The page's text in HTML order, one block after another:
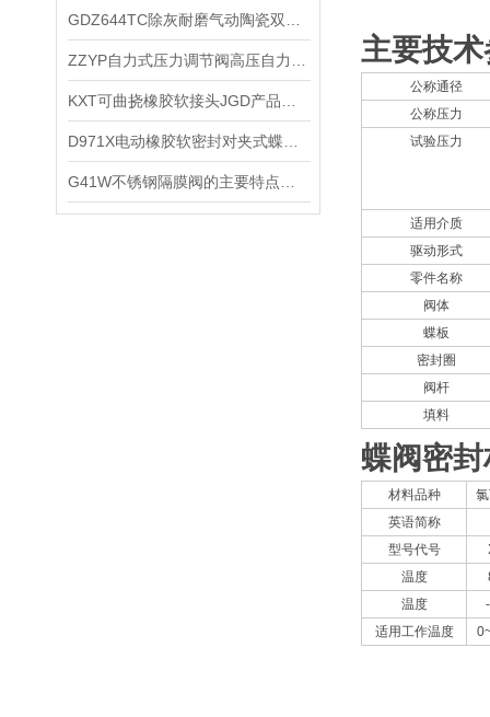
主要技
公称通径
公称压力
试验压力
适用介质
驱动形式
零件名称
阀体
蝶板
密封圈
阀杆
填料
蝶阀密
材料品种
英语简称
型号代号
温度
温度
适用工作温度